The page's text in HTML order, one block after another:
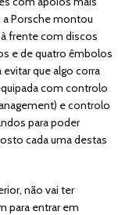
a Porsche montou
frente com discos
e de quatro êmbolos
que algo corra
com controlo
e controlo
para poder
cada uma destas
não vai ter
para entrar em